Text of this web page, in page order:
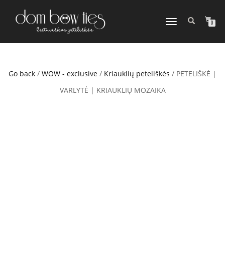
TOGGLE
0
Go back / WOW - exclusive / Kriauklių peteliškės / PETELIŠKĖ |
VARLYTĖ | KRIAUKLIŲ MOZAIKA